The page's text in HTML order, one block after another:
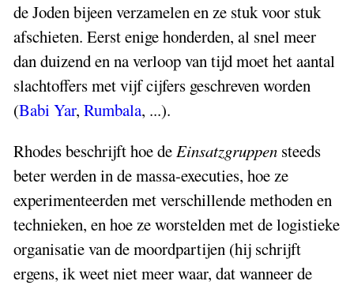
de Joden bijeen verzamelen en ze stuk voor stuk
afschieten. Eerst enige honderden, al snel meer
dan duizend en na verloop van tijd moet het aantal
slachtoffers met vijf cijfers geschreven worden
(Babi Yar, Rumbala, ...).
Rhodes beschrijft hoe deEinsatzgruppensteeds
beter werden in de massa-executies, hoe ze
experimenteerden met verschillende methoden en
technieken, en hoe ze worstelden met de logistieke
organisatie van de moordpartijen (hij schrijft
ergens, ik weet niet meer waar, dat wanneer de